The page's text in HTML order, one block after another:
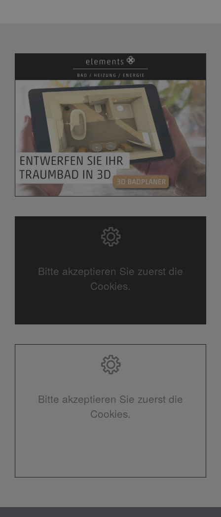
Bitte akzeptieren Sie zuerst die
Cookies.
Bitte akzeptieren Sie zuerst die
Cookies.